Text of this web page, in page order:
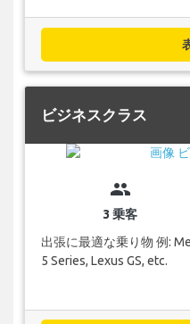
ビジネスクラス
group
3 乗客
出張に最適な乗り物 例:
5 Series, Lexus GS, etc.